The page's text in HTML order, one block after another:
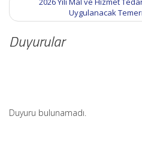
Uygulanacak
Duyurular
Duyuru bulunamadı.